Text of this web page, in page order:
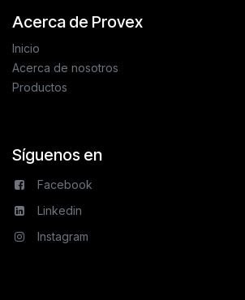
Acerca de Provex
Inicio
Acerca de nosotros
Productos
Síguenos en
Facebook
Linkedin
Instagram